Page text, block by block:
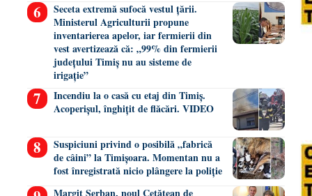
Seceta extremă sufocă vestul țării.
Ministerul Agriculturii propune
inventarierea apelor, iar fermierii din
vest avertizează că: „99% din fermierii
județului Timiș nu au sisteme de
irigație”
Incendiu la o casă cu etaj din Timiș.
Acoperișul, înghițit de flăcări. VIDEO
Suspiciuni privind o posibilă „fabrică
de câini” la Timișoara. Momentan nu a
fost înregistrată nicio plângere la poliție
Margit Șerban, noul Cetățean de